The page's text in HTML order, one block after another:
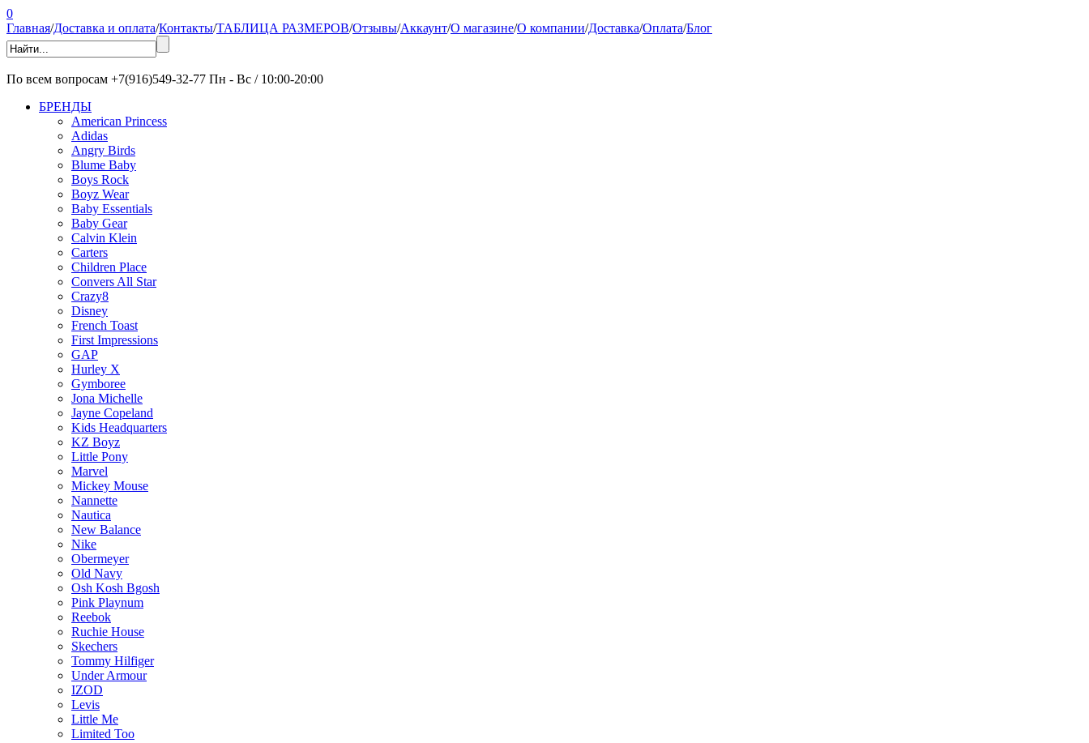
0
Главная/Доставка и оплата/Контакты/ТАБЛИЦА РАЗМЕРОВ/Отзывы/Аккаунт/О магазине/О компании/Доставка/Оплата/Блог
По всем вопросам +7(916)549-32-77 Пн - Вс / 10:00-20:00
БРЕНДЫ
American Princess
Adidas
Angry Birds
Blume Baby
Boys Rock
Boyz Wear
Baby Essentials
Baby Gear
Calvin Klein
Carters
Children Place
Convers All Star
Crazy8
Disney
French Toast
First Impressions
GAP
Hurley X
Gymboree
Jona Michelle
Jayne Copeland
Kids Headquarters
KZ Boyz
Little Pony
Marvel
Mickey Mouse
Nannette
Nautica
New Balance
Nike
Obermeyer
Old Navy
Osh Kosh Bgosh
Pink Playnum
Reebok
Ruchie House
Skechers
Tommy Hilfiger
Under Armour
IZOD
Levis
Little Me
Limited Too